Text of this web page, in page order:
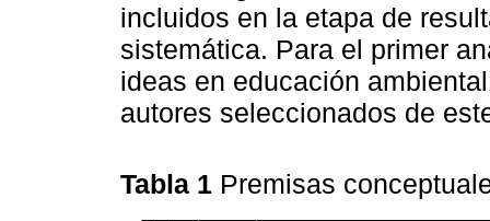
incluidos en la etapa de
sistemática. Para el primer
ideas en educación
autores seleccionados de
Tabla 1 Premisas